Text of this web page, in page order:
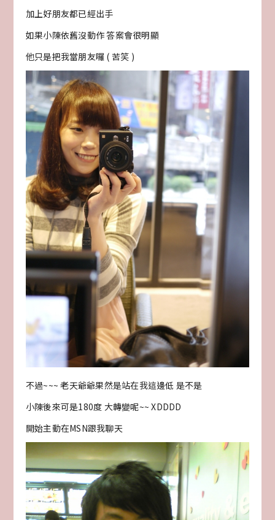
加上好朋友都已經出手
如果小陳依舊沒動作 答案會很明顯
他只是把我當朋友囉 ( 苦笑 )
不過~~~ 老天爺爺果然是站在我這邊低 是不是
小陳後來可是180度 大轉變呢~~ XDDDD
開始主動在MSN跟我聊天